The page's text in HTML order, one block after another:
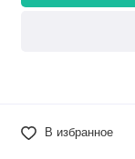
В избранное